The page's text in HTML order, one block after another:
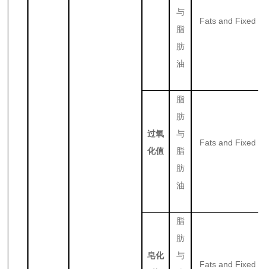
与
脂
肪
油
Fats and Fixed
过氧
化值
脂
肪
与
脂
肪
油
Fats and Fixed
皂化
脂
肪
与
Fats and Fixed